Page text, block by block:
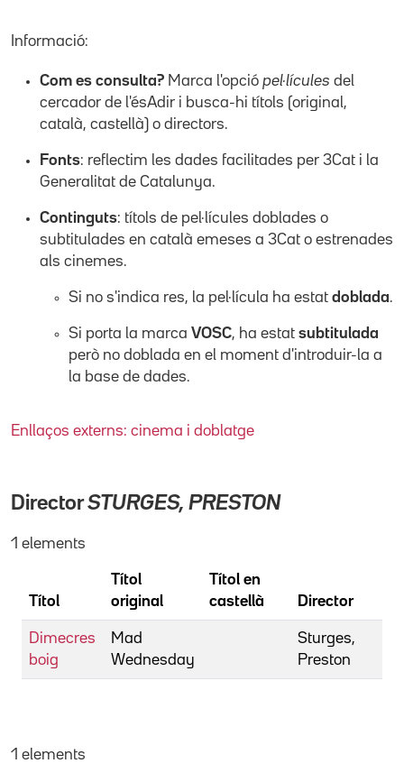
Informació:
Com es consulta? Marca l'opció pel·lícules del
cercador de l'ésAdir i busca-hi títols (original,
català, castellà) o directors.
Fonts: reflectim les dades facilitades per 3Cat i la
Generalitat de Catalunya.
Continguts: títols de pel·lícules doblades o
subtitulades en català emeses a 3Cat o estrenades
als cinemes.
Si no s'indica res, la pel·lícula ha estat doblada.
Si porta la marca VOSC, ha estat subtitulada
però no doblada en el moment d'introduir-la a
la base de dades.
Enllaços externs: cinema i doblatge
DirectorSTURGES, PRESTON
1 elements
Títol
Títol
original
Títol en
castellà
Director
Dimecres
boig
Mad
Wednesday
Sturges,
Preston
1 elements